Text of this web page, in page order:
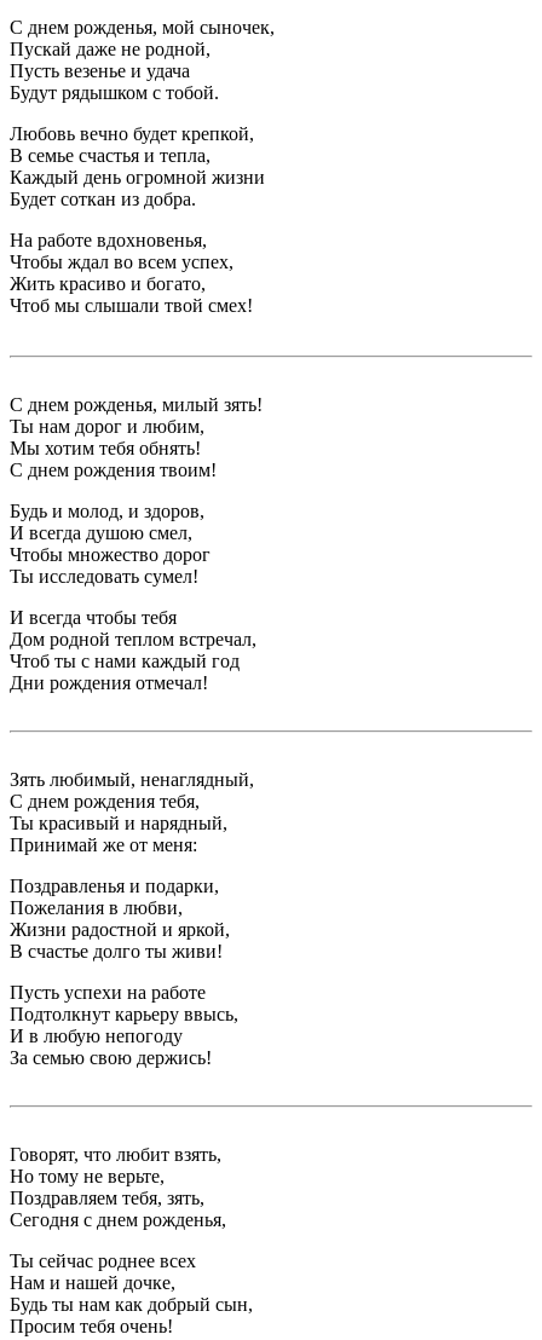
С днем рожденья, мой сыночек,
Пускай даже не родной,
Пусть везенье и удача
Будут рядышком с тобой.
Любовь вечно будет крепкой,
В семье счастья и тепла,
Каждый день огромной жизни
Будет соткан из добра.
На работе вдохновенья,
Чтобы ждал во всем успех,
Жить красиво и богато,
Чтоб мы слышали твой смех!
С днем рожденья, милый зять!
Ты нам дорог и любим,
Мы хотим тебя обнять!
С днем рождения твоим!
Будь и молод, и здоров,
И всегда душою смел,
Чтобы множество дорог
Ты исследовать сумел!
И всегда чтобы тебя
Дом родной теплом встречал,
Чтоб ты с нами каждый год
Дни рождения отмечал!
Зять любимый, ненаглядный,
С днем рождения тебя,
Ты красивый и нарядный,
Принимай же от меня:
Поздравленья и подарки,
Пожелания в любви,
Жизни радостной и яркой,
В счастье долго ты живи!
Пусть успехи на работе
Подтолкнут карьеру ввысь,
И в любую непогоду
За семью свою держись!
Говорят, что любит взять,
Но тому не верьте,
Поздравляем тебя, зять,
Сегодня с днем рожденья,
Ты сейчас роднее всех
Нам и нашей дочке,
Будь ты нам как добрый сын,
Просим тебя очень!